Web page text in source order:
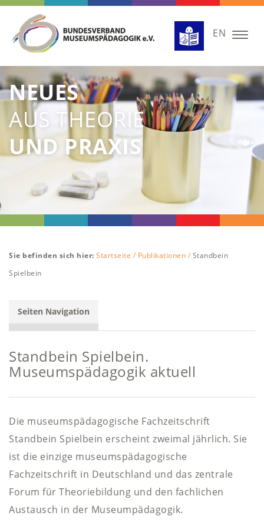
EN
NEUES
AUS THEORIE
UND PRAXIS
Sie befinden sich hier: Startseite / Publikationen / Standbein
Spielbein
Seiten Navigation
Standbein Spielbein.
Museumspädagogik aktuell
Die museumspädagogische Fachzeitschrift
Standbein Spielbein erscheint zweimal jährlich. Sie
ist die einzige museumspädagogische
Fachzeitschrift in Deutschland und das zentrale
Forum für Theoriebildung und den fachlichen
Austausch in der Museumpädagogik.